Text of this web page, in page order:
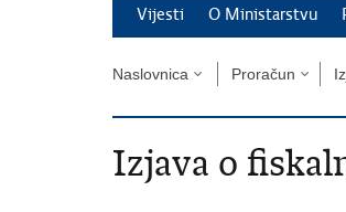
Vijesti O Ministarstvu
Naslovnica Proračun
Izjava o